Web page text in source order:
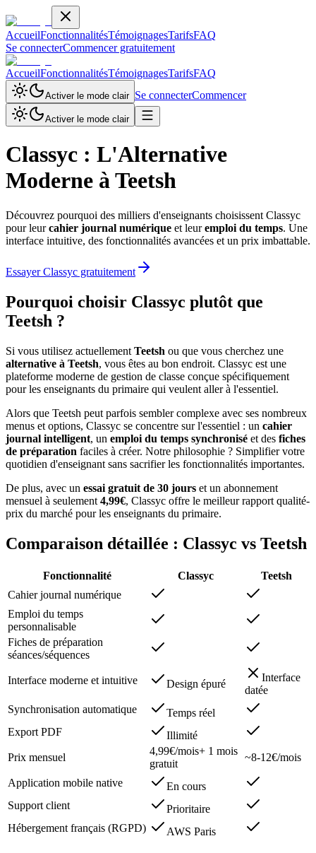
AccueilFonctionnalitésTémoignagesTarifsFAQ
Se connecterCommencer gratuitement
AccueilFonctionnalitésTémoignagesTarifsFAQ
Activer le mode clair Se connecterCommencer
Activer le mode clair
Classyc : L'Alternative
Moderne à Teetsh
Découvrez pourquoi des milliers d'enseignants choisissent Classyc
pour leur cahier journal numérique et leuremploi du temps. Une
interface intuitive, des fonctionnalités avancées et un prix imbattable.
Essayer Classyc gratuitement
Pourquoi choisir Classyc plutôt que
Teetsh ?
Si vous utilisez actuellement Teetsh ou que vous cherchez une
alternative à Teetsh, vous êtes au bon endroit. Classyc est une
plateforme moderne de gestion de classe conçue spécifiquement
pour les enseignants du primaire qui veulent aller à l'essentiel.
Alors que Teetsh peut parfois sembler complexe avec ses nombreux
menus et options, Classyc se concentre sur l'essentiel : un cahier
journal intelligent, un emploi du temps synchronisé et des fiches
de préparation faciles à créer. Notre philosophie ? Simplifier votre
quotidien d'enseignant sans sacrifier les fonctionnalités importantes.
De plus, avec un essai gratuit de 30 jours et un abonnement
mensuel à seulement 4,99€, Classyc offre le meilleur rapport qualité-
prix du marché pour les enseignants du primaire.
Comparaison détaillée : Classyc vs Teetsh
Fonctionnalité Classyc
Teetsh
Cahier journal numérique
Emploi du temps
personnalisable
Fiches de préparation
séances/séquences
Interface moderne et intuitive Design épuré
Interface
datée
Synchronisation automatique
Temps réel
Export PDF
Illimité
Prix mensuel
4,99€/mois+ 1 mois
gratuit
~8-12€/mois
Application mobile native
En cours
Support client
Prioritaire
Hébergement français (RGPD)
AWS Paris